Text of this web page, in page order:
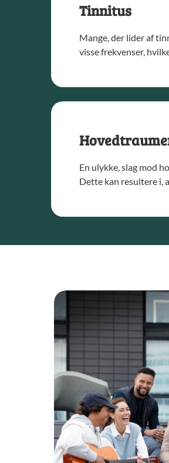
Tinnitus
Mange, der lider af
visse frekvenser,
En ulykke, slag mod
Dette kan resultere i,